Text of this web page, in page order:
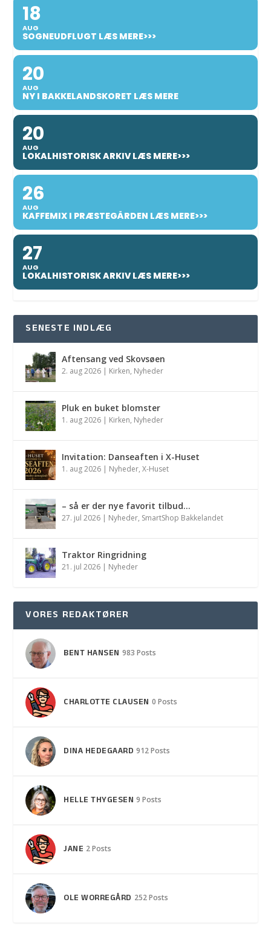
18
AUG
SOGNEUDFLUGT LÆS MERE>>>
20
AUG
NY I BAKKELANDSKORET LÆS MERE
20
AUG
LOKALHISTORISK ARKIV LÆS MERE>>>
26
AUG
KAFFEMIX I PRÆSTEGÅRDEN LÆS MERE>>>
27
AUG
LOKALHISTORISK ARKIV LÆS MERE>>>
SENESTE INDLÆG
Aftensang ved Skovsøen
2. aug 2026 | Kirken, Nyheder
Pluk en buket blomster
1. aug 2026 | Kirken, Nyheder
Invitation: Danseaften i X-Huset
1. aug 2026 | Nyheder,X-Huset
– så er der nye favorit tilbud…
27. jul 2026 | Nyheder, SmartShop Bakkelandet
Traktor Ringridning
21. jul 2026 | Nyheder
VORES REDAKTØRER
BENT HANSEN 983 Posts
CHARLOTTE CLAUSEN 0 Posts
DINA HEDEGAARD 912 Posts
HELLE THYGESEN 9 Posts
JANE 2 Posts
OLE WORREGÅRD 252 Posts